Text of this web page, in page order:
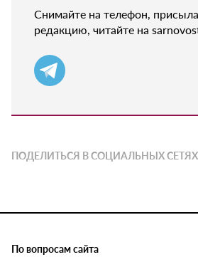
Снимайте на телефон,
редакцию, читайте на
ПОДЕЛИТЬСЯ В СОЦИАЛЬНЫХ СЕТЯХ
По вопросам сайта